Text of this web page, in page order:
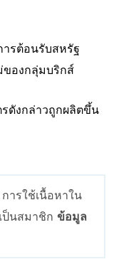
รต้อนรับสหรัฐ
ของกลุ่มบริกส์
รดังกล่าวถูกผลิตขึ้น
การใช้เนื้อหาใน
ป็นสมาชิก ข้อมูล